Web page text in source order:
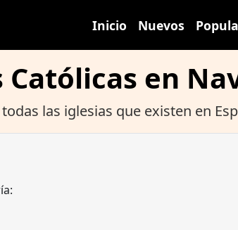
Inicio Nuevos
Católicas en
las iglesias que existen en